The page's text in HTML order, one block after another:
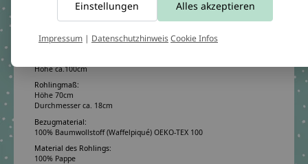
Produktangaben:
GTIN:4250608120402
Höhe ca.100cm
Rohlingmaß:
Höhe 70cm
Durchmesser ca. 18cm
Bezugmaterial:
100% Baumwollstoff (Waffelpiqué) OEKO-TEX 100
Material des Rohlings:
100% Pappe
Einstellungen Alles akzeptieren
Impressum | DatenschutzhinweisCookie Infos